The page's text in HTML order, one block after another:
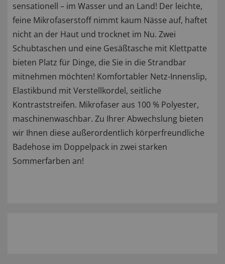
sensationell – im Wasser und an Land! Der leichte,
feine Mikrofaserstoff nimmt kaum Nässe auf, haftet
nicht an der Haut und trocknet im Nu. Zwei
Schubtaschen und eine Gesäßtasche mit Klettpatte
bieten Platz für Dinge, die Sie in die Strandbar
mitnehmen möchten! Komfortabler Netz-Innenslip,
Elastikbund mit Verstellkordel, seitliche
Kontraststreifen. Mikrofaser aus 100 % Polyester,
maschinenwaschbar. Zu Ihrer Abwechslung bieten
wir Ihnen diese außerordentlich körperfreundliche
Badehose im Doppelpack in zwei starken
Sommerfarben an!